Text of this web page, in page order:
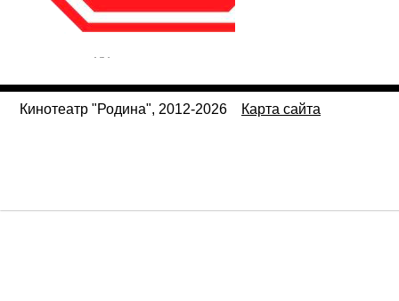
Кинотеатр "Родина", 2012-2026 Карта сайта